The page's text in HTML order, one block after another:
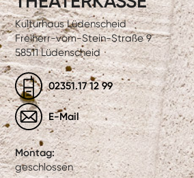
Kulturhaus Lüdenscheid
Freiherr-vom-Stein-Straße 9
58511 Lüdenscheid
02351.17 12 99
E-Mail
Montag:
geschlossen